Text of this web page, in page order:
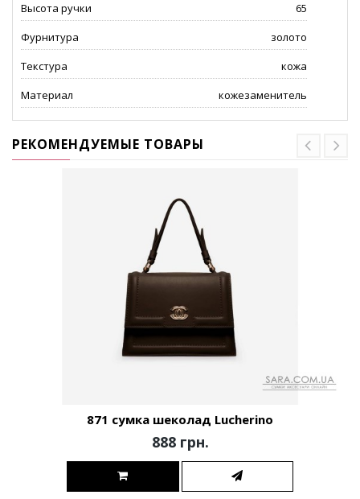
Высота ручки
65
Фурнитура
золото
Текстура
кожа
Материал
кожезаменитель
РЕКОМЕНДУЕМЫЕ ТОВАРЫ
871 сумка шеколад Lucherino
888 грн.